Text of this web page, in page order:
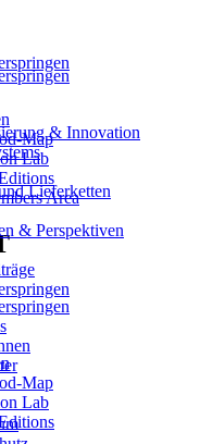
Map
Lab
Area
& Innovation
Lieferketten
& Perspektiven
Map
Lab